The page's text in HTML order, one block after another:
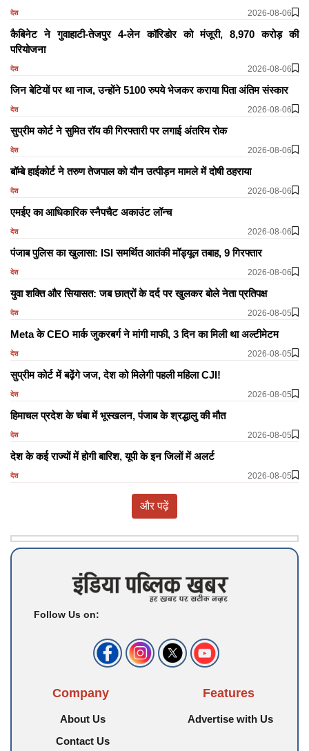
देश 2026-08-06
कैबिनेट ने गुवाहाटी-तेजपुर 4-लेन कॉरिडोर को मंजूरी, 8,970 करोड़ की
परियोजना
देश 2026-08-06
जिन बेटियों पर था नाज, उन्होंने 5100 रुपये भेजकर कराया पिता अंतिम संस्कार
देश 2026-08-06
सुप्रीम कोर्ट ने सुमित रॉय की गिरफ्तारी पर लगाई अंतरिम रोक
देश 2026-08-06
बॉम्बे हाईकोर्ट ने तरुण तेजपाल को यौन उत्पीड़न मामले में दोषी ठहराया
देश 2026-08-06
एमईए का आधिकारिक स्नैपचैट अकाउंट लॉन्च
देश 2026-08-06
पंजाब पुलिस का खुलासा: ISI समर्थित आतंकी मॉड्यूल तबाह, 9 गिरफ्तार
देश 2026-08-06
युवा शक्ति और सियासत: जब छात्रों के दर्द पर खुलकर बोले नेता प्रतिपक्ष
देश 2026-08-05
Meta के CEO मार्क जुकरबर्ग ने मांगी माफी, 3 दिन का मिली था अल्टीमेटम
देश 2026-08-05
सुप्रीम कोर्ट में बढ़ेंगे जज, देश को मिलेगी पहली महिला CJI!
देश 2026-08-05
हिमाचल प्रदेश के चंबा में भूस्खलन, पंजाब के श्रद्धालु की मौत
देश 2026-08-05
देश के कई राज्यों में होगी बारिश, यूपी के इन जिलों में अलर्ट
देश 2026-08-05
और पढ़ें
Follow Us on:
Company
About Us
Contact Us
Features
Advertise with Us